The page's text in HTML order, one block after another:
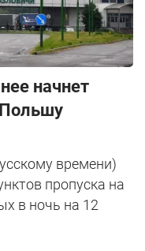
начнет
времени)
пропуска на
в ночь на 12